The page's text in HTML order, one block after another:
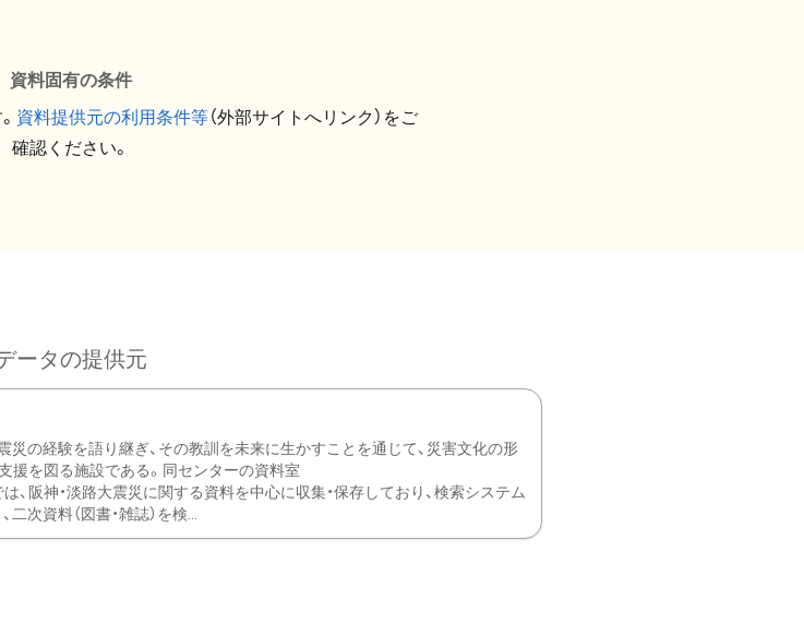
資料固有の条件
資料提供元の利用条件等（外部サイトへリンク）をご
確認ください。
ータの提供元
災の経験を語り継ぎ、その教訓を未来に生かすことを通じて、災害文化の形
援を図る施設である。同センターの資料室
阪神・淡路大震災に関する資料を中心に収集・保存しており、検索システム
二次資料（図書・雑誌）を検...